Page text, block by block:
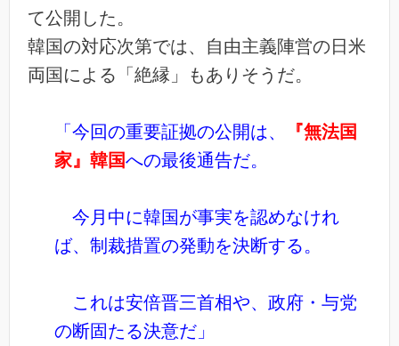
て公開した。
韓国の対応次第では、自由主義陣営の日米
両国による「絶縁」もありそうだ。
「今回の重要証拠の公開は、
『無法国
家』韓国への最後通告だ。
今月中に韓国が事実を認めなけれ
ば、制裁措置の発動を決断する。
これは安倍晋三首相や、政府・与党
の断固たる決意だ」